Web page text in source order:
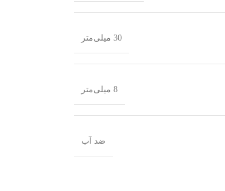
30 میلی‌متر
8 میلی‌متر
ضد آب